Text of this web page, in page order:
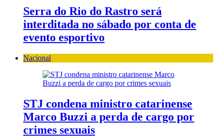
Serra do Rio do Rastro será
interditada no sábado por conta de
evento esportivo
Nacional
STJ condena ministro catarinense
Marco Buzzi a perda de cargo por
crimes sexuais